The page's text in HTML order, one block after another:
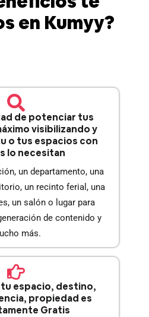
en Kumyy?
de potenciar tus
visibilizando y
o tus espacios con
lo necesitan
un departamento, una
un recinto ferial, una
un salón o lugar para
de contenido y
más.
espacio, destino,
propiedad es
Gratis